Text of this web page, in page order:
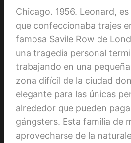
Chicago. 1956. Leonard,
que confeccionaba trajes
famosa Savile Row de
una tragedia personal
trabajando en una
zona difícil de la ciudad
elegante para las únicas
alrededor que pueden
gángsters. Esta familia de
aprovecharse de la